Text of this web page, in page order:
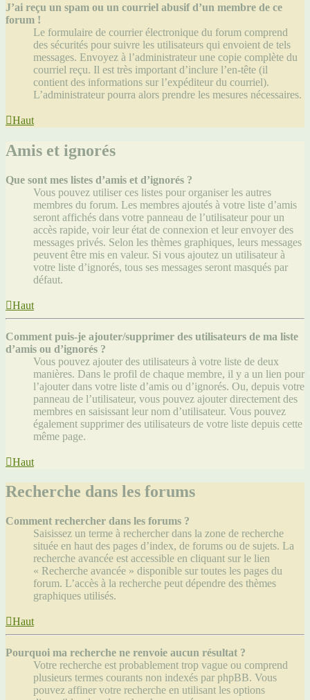
J’ai reçu un spam ou un courriel abusif d’un membre de ce
forum !
Le formulaire de courrier électronique du forum comprend
des sécurités pour suivre les utilisateurs qui envoient de tels
messages. Envoyez à l’administrateur une copie complète du
courriel reçu. Il est très important d’inclure l’en-tête (il
contient des informations sur l’expéditeur du courriel).
L’administrateur pourra alors prendre les mesures nécessaires.
Haut
Amis et ignorés
Que sont mes listes d’amis et d’ignorés ?
Vous pouvez utiliser ces listes pour organiser les autres
membres du forum. Les membres ajoutés à votre liste d’amis
seront affichés dans votre panneau de l’utilisateur pour un
accès rapide, voir leur état de connexion et leur envoyer des
messages privés. Selon les thèmes graphiques, leurs messages
peuvent être mis en valeur. Si vous ajoutez un utilisateur à
votre liste d’ignorés, tous ses messages seront masqués par
défaut.
Haut
Comment puis-je ajouter/supprimer des utilisateurs de ma liste
d’amis ou d’ignorés ?
Vous pouvez ajouter des utilisateurs à votre liste de deux
manières. Dans le profil de chaque membre, il y a un lien pour
l’ajouter dans votre liste d’amis ou d’ignorés. Ou, depuis votre
panneau de l’utilisateur, vous pouvez ajouter directement des
membres en saisissant leur nom d’utilisateur. Vous pouvez
également supprimer des utilisateurs de votre liste depuis cette
même page.
Haut
Recherche dans les forums
Comment rechercher dans les forums ?
Saisissez un terme à rechercher dans la zone de recherche
située en haut des pages d’index, de forums ou de sujets. La
recherche avancée est accessible en cliquant sur le lien
« Recherche avancée » disponible sur toutes les pages du
forum. L’accès à la recherche peut dépendre des thèmes
graphiques utilisés.
Haut
Pourquoi ma recherche ne renvoie aucun résultat ?
Votre recherche est probablement trop vague ou comprend
plusieurs termes courants non indexés par phpBB. Vous
pouvez affiner votre recherche en utilisant les options